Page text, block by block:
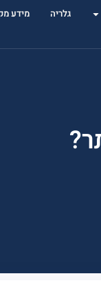
גלריה
מידע